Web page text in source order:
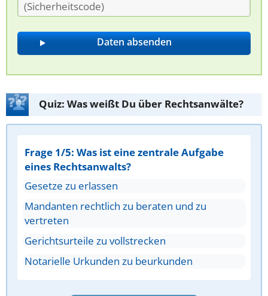
Quiz: Was weißt Du über Rechtsanwälte?
Frage 1/5: Was ist eine zentrale Aufgabe
eines Rechtsanwalts?
Gesetze zu erlassen
Mandanten rechtlich zu beraten und zu
vertreten
Gerichtsurteile zu vollstrecken
Notarielle Urkunden zu beurkunden